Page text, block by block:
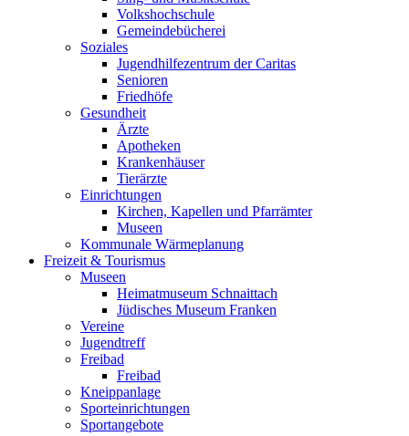
Volkshochschule
Gemeindebücherei
Soziales
Jugendhilfezentrum der Caritas
Senioren
Friedhöfe
Gesundheit
Ärzte
Apotheken
Krankenhäuser
Tierärzte
Einrichtungen
Kirchen, Kapellen und Pfarrämter
Museen
Kommunale Wärmeplanung
Freizeit & Tourismus
Museen
Heimatmuseum Schnaittach
Jüdisches Museum Franken
Vereine
Jugendtreff
Freibad
Freibad
Kneippanlage
Sporteinrichtungen
Sportangebote